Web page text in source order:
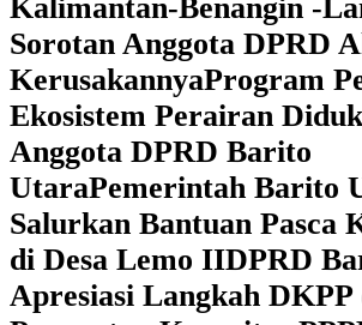
Kalimantan-Benangin -
Sorotan Anggota DPRD
KerusakannyaProgram
Ekosistem Perairan
Anggota DPRD Barito
UtaraPemerintah Barito
Salurkan Bantuan Pasca
di Desa Lemo IIDPRD
Apresiasi Langkah DKPP